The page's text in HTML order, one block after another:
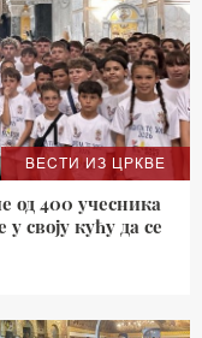
ВЕСТИ ИЗ ЦРКВЕ
од 400 учесника
своју кућу да се